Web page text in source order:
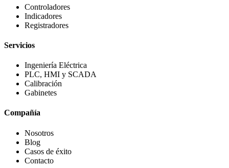
Controladores
Indicadores
Registradores
Servicios
Ingeniería Eléctrica
PLC, HMI y SCADA
Calibración
Gabinetes
Compañía
Nosotros
Blog
Casos de éxito
Contacto